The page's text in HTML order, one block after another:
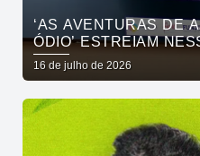
‘AS AVENTURAS DE
ÓDIO’ ESTREIAM
NO CINEMA PASSEIO
16 de julho de 2026